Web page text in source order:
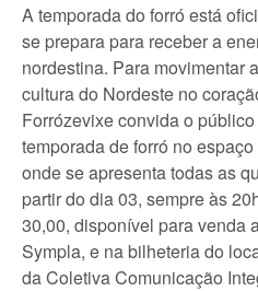
A temporada do forró está
se prepara para receber a
nordestina. Para movimentar
cultura do Nordeste no
Forrózevixe convida o
temporada de forró no
onde se apresenta todas as
partir do dia 03, sempre às
30,00, disponível para venda
Sympla, e na bilheteria do
da Coletiva Comunicação